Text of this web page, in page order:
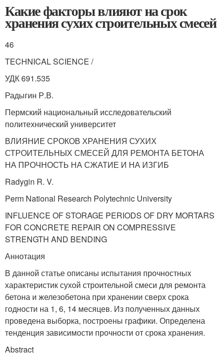
Какие факторы влияют на срок
хранения сухих строительных смесей
46
TECHNICAL SCIENCE /
УДК 691.535
Радыгин Р.В.
Пермский национальный исследовательский
политехнический университет
ВЛИЯНИЕ СРОКОВ ХРАНЕНИЯ СУХИХ
СТРОИТЕЛЬНЫХ СМЕСЕЙ ДЛЯ РЕМОНТА БЕТОНА
НА ПРОЧНОСТЬ НА СЖАТИЕ И НА ИЗГИБ
Radygin R. V.
Perm National Research Polytechnic University
INFLUENCE OF STORAGE PERIODS OF DRY MORTARS
FOR CONCRETE REPAIR ON COMPRESSIVE
STRENGTH AND BENDING
Аннотация
В данной статье описаны испытания прочностных
характеристик сухой строительной смеси для ремонта
бетона и железобетона при хранении сверх срока
годности на 1, 6, 14 месяцев. Из полученных данных
проведена выборка, построены графики. Определена
тенденция зависимости прочности от срока хранения.
Abstract